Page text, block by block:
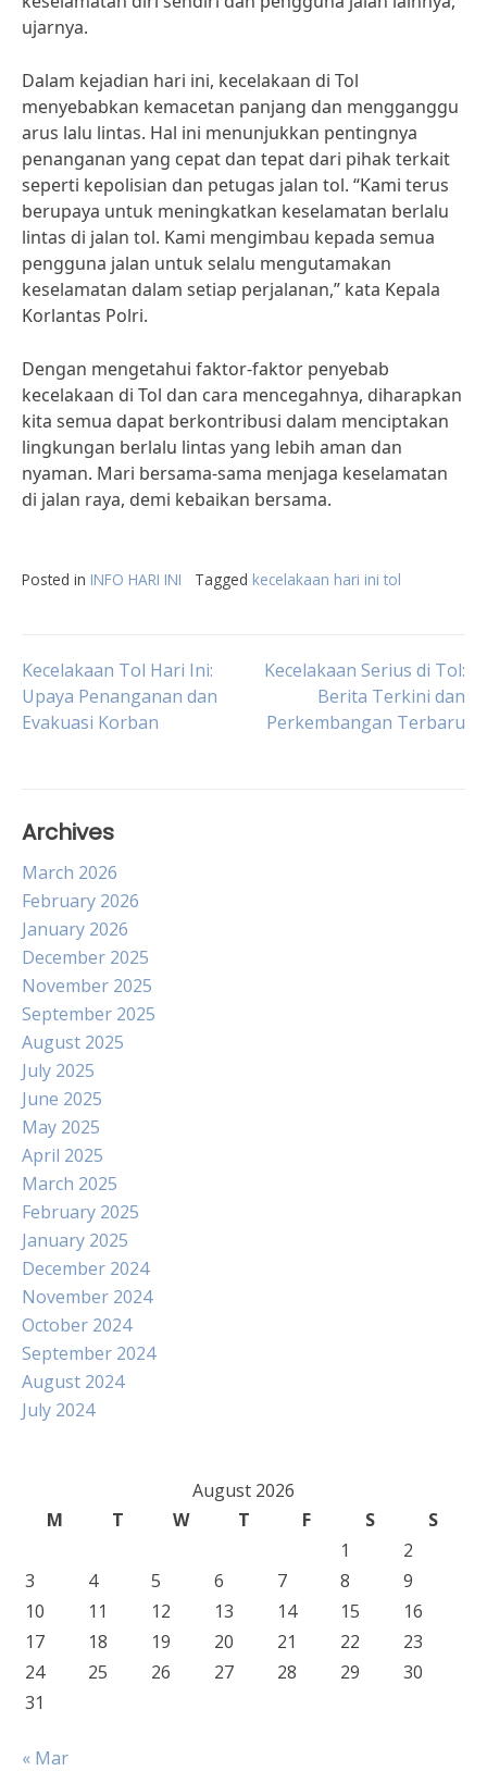
ujarnya.
Dalam kejadian hari ini, kecelakaan di Tol
menyebabkan kemacetan panjang dan mengganggu
arus lalu lintas. Hal ini menunjukkan pentingnya
penanganan yang cepat dan tepat dari pihak terkait
seperti kepolisian dan petugas jalan tol. “Kami terus
berupaya untuk meningkatkan keselamatan berlalu
lintas di jalan tol. Kami mengimbau kepada semua
pengguna jalan untuk selalu mengutamakan
keselamatan dalam setiap perjalanan,” kata Kepala
Korlantas Polri.
Dengan mengetahui faktor-faktor penyebab
kecelakaan di Tol dan cara mencegahnya, diharapkan
kita semua dapat berkontribusi dalam menciptakan
lingkungan berlalu lintas yang lebih aman dan
nyaman. Mari bersama-sama menjaga keselamatan
di jalan raya, demi kebaikan bersama.
Posted in INFO HARI INI Tagged kecelakaan hari ini tol
Post
navigation
Kecelakaan Tol Hari Ini:
Upaya Penanganan dan
Evakuasi Korban
Kecelakaan Serius di Tol:
Berita Terkini dan
Perkembangan Terbaru
Archives
March 2026
February 2026
January 2026
December 2025
November 2025
September 2025
August 2025
July 2025
June 2025
May 2025
April 2025
March 2025
February 2025
January 2025
December 2024
November 2024
October 2024
September 2024
August 2024
July 2024
August 2026
M
T W T F S
S
1
2
3
4 5 6 7 8
9
10
11 12 13 14 15
16
17
18 19 20 21 22
23
24
25 26 27 28 29
30
31
« Mar